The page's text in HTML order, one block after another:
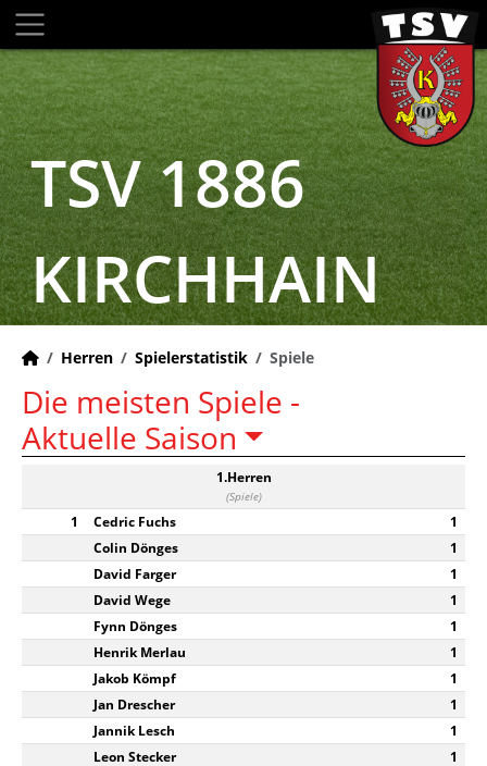
TSV 1886
KIRCHHAIN
Herren Spielerstatistik Spiele
Die meisten Spiele -
Aktuelle Saison
1.Herren
(Spiele)
1 Cedric Fuchs
1
Colin Dönges
1
David Farger
1
David Wege
1
Fynn Dönges
1
Henrik Merlau
1
Jakob Kömpf
1
Jan Drescher
1
Jannik Lesch
1
Leon Stecker
1